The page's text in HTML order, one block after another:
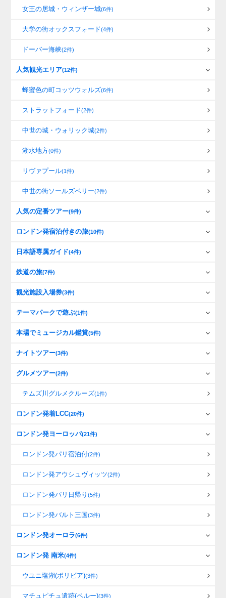
女王の居城・ウィンザー城(6件)
大学の街オックスフォード(4件)
ドーバー海峡(2件)
人気観光エリア(12件)
蜂蜜色の町コッツウォルズ(6件)
ストラットフォード(2件)
中世の城・ウォリック城(2件)
湖水地方(0件)
リヴァプール(1件)
中世の街ソールズベリー(2件)
人気の定番ツアー(9件)
ロンドン発宿泊付きの旅(10件)
日本語専属ガイド(4件)
鉄道の旅(7件)
観光施設入場券(3件)
テーマパークで遊ぶ(1件)
本場でミュージカル鑑賞(5件)
ナイトツアー(3件)
グルメツアー(2件)
テムズ川グルメクルーズ(1件)
ロンドン発着LCC(20件)
ロンドン発ヨーロッパ(21件)
ロンドン発パリ宿泊付(2件)
ロンドン発アウシュヴィッツ(2件)
ロンドン発パリ日帰り(5件)
ロンドン発バルト三国(3件)
ロンドン発オーロラ(6件)
ロンドン発 南米(4件)
ウユニ塩湖(ボリビア)(3件)
マチュピチュ遺跡(ペルー)(3件)